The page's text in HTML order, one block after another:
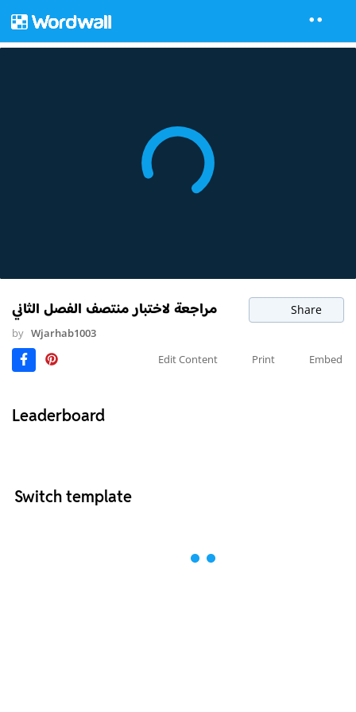
مراجعة لاختبار منتصف الفصل الثاني Share
by Wjarhab1003
Edit Content
Print Embed
Leaderboard
Switch template